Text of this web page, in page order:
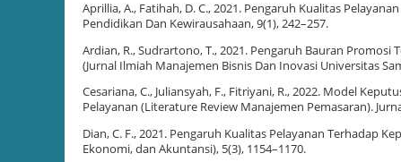
Aprillia, A., Fatihah, D. C., 2021. Pengaruh Kualitas
Pendidikan Dan Kewirausahaan, 9(1), 242–257.
Ardian, R., Sudrartono, T., 2021. Pengaruh Bauran Promosi
(Jurnal Ilmiah Manajemen Bisnis Dan Inovasi Universitas
Cesariana, C., Juliansyah, F., Fitriyani, R., 2022. Model
Pelayanan (Literature Review Manajemen Pemasaran).
Dian, C. F., 2021. Pengaruh Kualitas Pelayanan Terhadap
Ekonomi, dan Akuntansi), 5(3), 1154–1170.